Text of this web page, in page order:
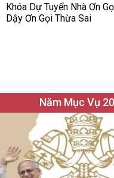
Khóa Dự Tuyển Nhà Ơn
Dậy Ơn Gọi Thừa Sai
Năm Mục Vụ